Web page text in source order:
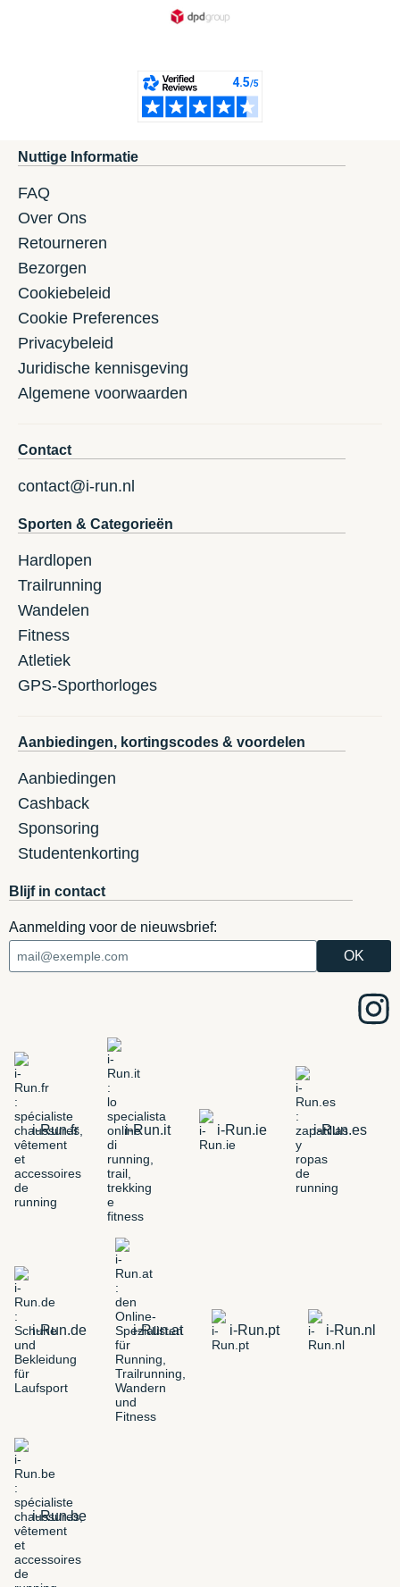
Nuttige Informatie
FAQ
Over Ons
Retourneren
Bezorgen
Cookiebeleid
Cookie Preferences
Privacybeleid
Juridische kennisgeving
Algemene voorwaarden
Contact
contact@i-run.nl
Sporten & Categorieën
Hardlopen
Trailrunning
Wandelen
Fitness
Atletiek
GPS-Sporthorloges
Aanbiedingen, kortingscodes & voordelen
Aanbiedingen
Cashback
Sponsoring
Studentenkorting
Blijf in contact
Aanmelding voor de nieuwsbrief:
i-Run.fr i-Run.it i-Run.ie i-Run.es
i-Run.de i-Run.at i-Run.pt i-Run.nl
i-Run.be